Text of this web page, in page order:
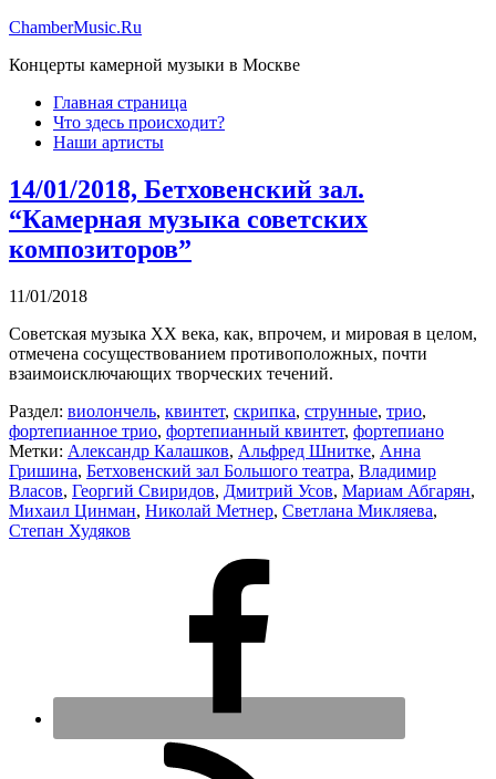
ChamberMusic.Ru
Концерты камерной музыки в Москве
Главная страница
Что здесь происходит?
Наши артисты
14/01/2018, Бетховенский зал.
“Камерная музыка советских
композиторов”
11/01/2018
Советская музыка XX века, как, впрочем, и мировая в целом,
отмечена сосуществованием противоположных, почти
взаимоисключающих творческих течений.
Раздел: виолончель, квинтет, скрипка, струнные, трио,
фортепианное трио, фортепианный квинтет, фортепиано
Метки: Александр Калашков, Альфред Шнитке, Анна
Гришина, Бетховенский зал Большого театра, Владимир
Власов, Георгий Свиридов, Дмитрий Усов, Мариам Абгарян,
Михаил Цинман, Николай Метнер, Светлана Микляева,
Степан Худяков